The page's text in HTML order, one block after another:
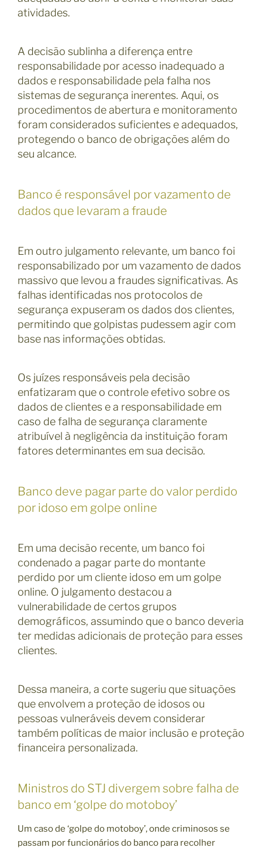
atividades.
A decisão sublinha a diferença entre
responsabilidade por acesso inadequado a
dados e responsabilidade pela falha nos
sistemas de segurança inerentes. Aqui, os
procedimentos de abertura e monitoramento
foram considerados suficientes e adequados,
protegendo o banco de obrigações além do
seu alcance.
Banco é responsável por vazamento de
dados que levaram a fraude
Em outro julgamento relevante, um banco foi
responsabilizado por um vazamento de dados
massivo que levou a fraudes significativas. As
falhas identificadas nos protocolos de
segurança expuseram os dados dos clientes,
permitindo que golpistas pudessem agir com
base nas informações obtidas.
Os juízes responsáveis pela decisão
enfatizaram que o controle efetivo sobre os
dados de clientes e a responsabilidade em
caso de falha de segurança claramente
atribuível à negligência da instituição foram
fatores determinantes em sua decisão.
Banco deve pagar parte do valor perdido
por idoso em golpe online
Em uma decisão recente, um banco foi
condenado a pagar parte do montante
perdido por um cliente idoso em um golpe
online. O julgamento destacou a
vulnerabilidade de certos grupos
demográficos, assumindo que o banco deveria
ter medidas adicionais de proteção para esses
clientes.
Dessa maneira, a corte sugeriu que situações
que envolvem a proteção de idosos ou
pessoas vulneráveis devem considerar
também políticas de maior inclusão e proteção
financeira personalizada.
Ministros do STJ divergem sobre falha de
banco em ‘golpe do motoboy’
Um caso de ‘golpe do motoboy’, onde criminosos se
passam por funcionários do banco para recolher